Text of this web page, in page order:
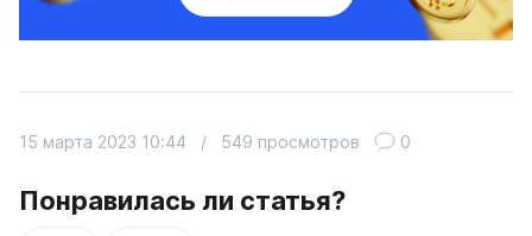
Понравилась ли статья?
15 марта 2023 10:44 / 549 просмотров 0